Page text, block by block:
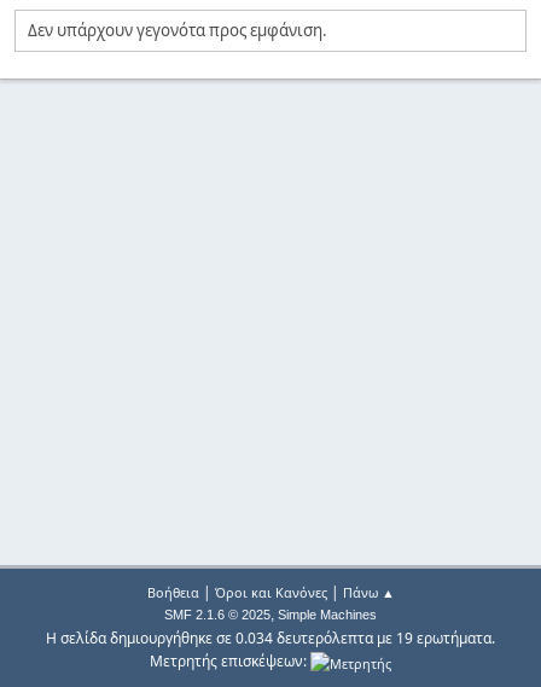
Δεν υπάρχουν γεγονότα προς εμφάνιση.
Βοήθεια| Όροι και Κανόνες| Πάνω ▲
SMF 2.1.6 © 2025, Simple Machines
Η σελίδα δημιουργήθηκε σε 0.034 δευτερόλεπτα με 19 ερωτήματα.
Μετρητής επισκέψεων: